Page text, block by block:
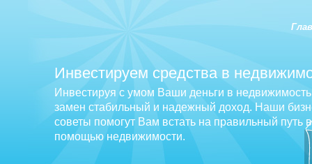
Инвестируем средства в
Инвестируя с умом Ваши деньги в
замен стабильный и надежный доход. Наши
советы помогут Вам встать на правильный путь
помощью недвижимости.